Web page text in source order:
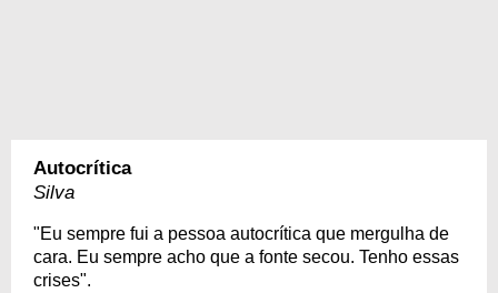
Autocrítica
Silva
"Eu sempre fui a pessoa autocrítica que mergulha de
cara. Eu sempre acho que a fonte secou. Tenho essas
crises".